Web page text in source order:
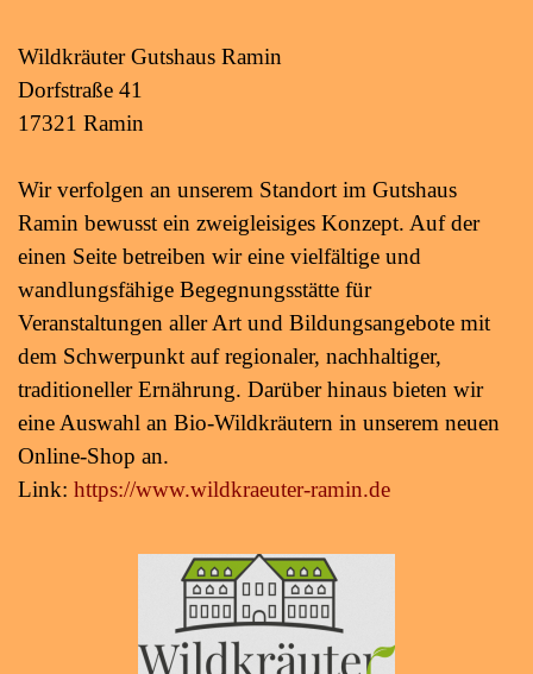
Wildkräuter Gutshaus Ramin
Dorfstraße 41
17321 Ramin
Wir verfolgen an unserem Standort im Gutshaus
Ramin bewusst ein zweigleisiges Konzept. Auf der
einen Seite betreiben wir eine vielfältige und
wandlungsfähige Begegnungsstätte für
Veranstaltungen aller Art und Bildungsangebote mit
dem Schwerpunkt auf regionaler, nachhaltiger,
traditioneller Ernährung. Darüber hinaus bieten wir
eine Auswahl an Bio-Wildkräutern in unserem neuen
Online-Shop an.
Link: https://www.wildkraeuter-ramin.de